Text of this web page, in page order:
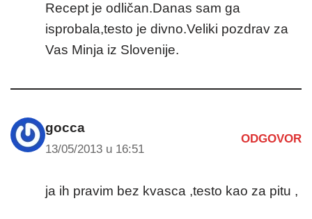
Recept je odličan.Danas sam ga
isprobala,testo je divno.Veliki pozdrav za
Vas Minja iz Slovenije.
gocca
13/05/2013 u 16:51
ODGOVOR
ja ih pravim bez kvasca ,testo kao za pitu ,